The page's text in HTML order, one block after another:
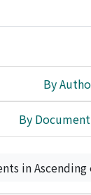
By
By
in Ascending